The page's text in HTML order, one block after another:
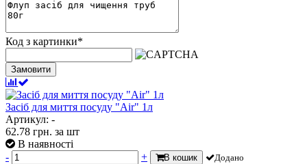
Код з картинки*
Замовити
Засіб для миття посуду "Air" 1л
Артикул: -
62.78 грн. за шт
В наявності
-
+ В кошик Додано